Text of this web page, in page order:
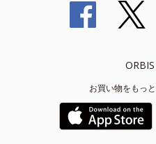
お買い物をもっ